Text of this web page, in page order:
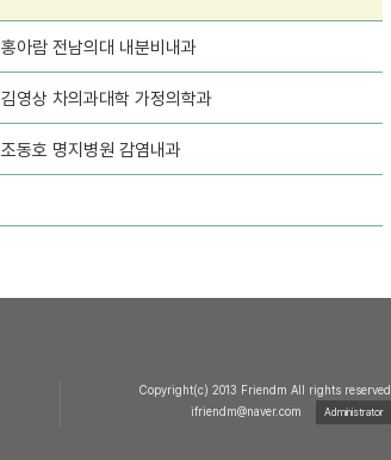
홍아람 전남의대 내분비내과
김영상 차의과대학 가정의학과
조동호 명지병원 감염내과
Copyright(c) 2013 Friendm All rights reserved.
ifriendm@naver.com
Administrator